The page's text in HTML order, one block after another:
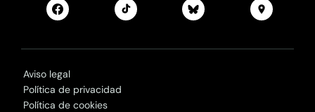
Aviso legal
Política de privacidad
Política de cookies